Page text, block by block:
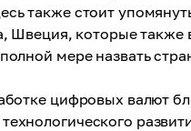
также стоит
Швеция, которые
мере назвать
цифровых валют